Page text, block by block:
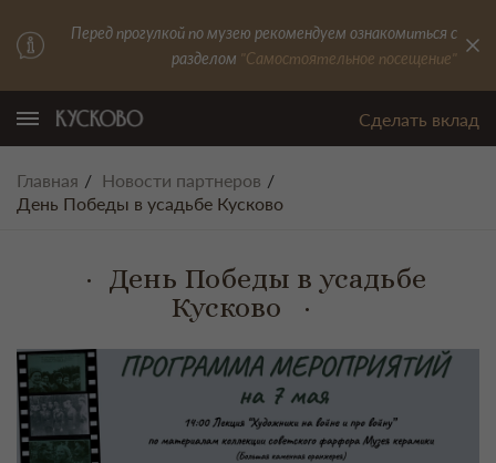
Перед прогулкой по музею рекомендуем ознакомиться с
разделом "Самостоятельное посещение"
Сделать вклад
Главная
Новости партнеров
День Победы в усадьбе Кусково
День Победы в усадьбе
Кусково